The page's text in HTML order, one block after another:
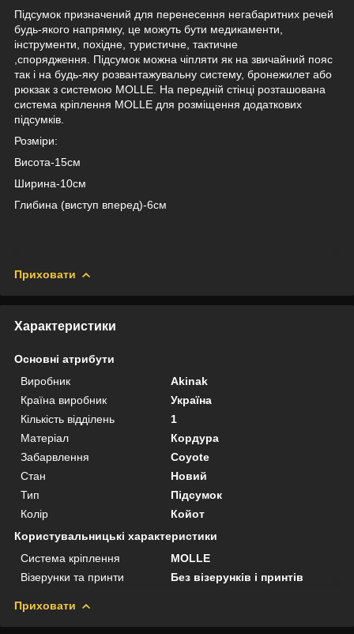
Підсумок призначений для перенесення негабаритних речей
будь-якого напрямку, це можуть бути медикаменти,
інструменти, похідне, туристичне, тактичне
,спорядження. Підсумок можна чіпляти як на звичайний пояс
так і на будь-яку розвантажувальну систему, бронежилет або
рюкзак з системою MOLLE. На передній стінці розташована
система кріплення MOLLE для розміщення додаткових
підсумків.
Розміри:
Висота-15см
Ширина-10см
Глибина (виступ вперед)-6см
Приховати
Характеристики
Основні атрибути
Виробник
Akinak
Країна виробник
Україна
Кількість відділень
1
Матеріал
Кордура
Забарвлення
Coyote
Стан
Новий
Тип
Підсумок
Колір
Койот
Користувальницькі характеристики
Система кріплення
MOLLE
Візерунки та принти
Без візерунків і принтів
Приховати